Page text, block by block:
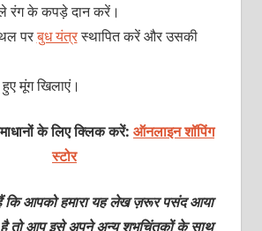
रंग के कपड़े दान करें।
परबुध यंत्रस्थापित करें और उसकी
हुए मूंग खिलाएं।
के लिए क्लिक करें: ऑनलाइन शॉपिंग
स्टोर
कि आपको हमारा यह लेख ज़रूर पसंद आया
है तो आप इसे अपने अन्य शुभचिंतकों के साथ